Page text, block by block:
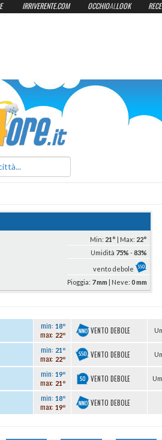
ilmeteo24ore.it
Min: 21° | Max: 22°
Umidità 75%-83%
vento debole
Pioggia: 7 mm | Neve:0 mm
min: 18º
max: 22º VENTO DEBOLE U
min: 21º
max: 22º VENTO DEBOLE U
min: 19º
max: 21º VENTO DEBOLE U
min: 18º
max: 19º VENTO DEBOLE
IRRIVERENTE.COM OCCHIOALLOOK